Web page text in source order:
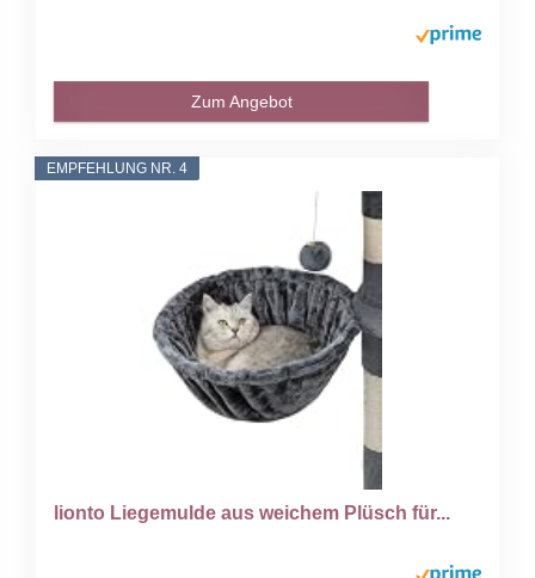
Zum Angebot
EMPFEHLUNG NR. 4
lionto Liegemulde aus weichem Plüsch für...